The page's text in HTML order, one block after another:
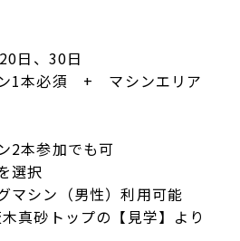
日、30日
本必須 + マシンエリア
本参加でも可
択
シン（男性）利用可能
砂トップの【見学】より